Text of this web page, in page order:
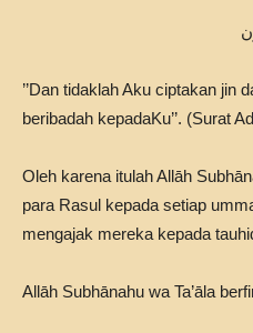
’’Dan tidaklah Aku ciptakan jin
beribadah kepadaKu’’. (Surat
Oleh karena itulah Allāh
para Rasul kepada setiap
mengajak mereka kepada
Allāh Subhānahu wa Ta’āla